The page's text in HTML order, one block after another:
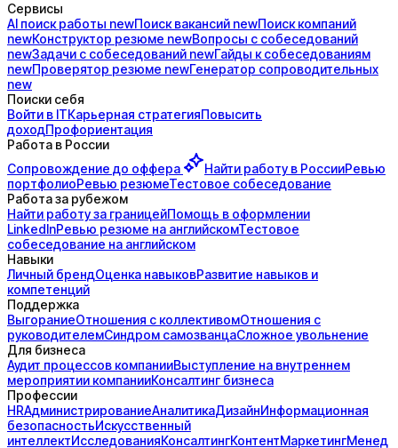
Сервисы
AI поискработы newПоисквакансий newПоисккомпаний
newКонструктор резюме newВопросы с собеседований
newЗадачи с собеседований newГайды ксобеседованиям
newПроверятор резюме newГенератор сопроводительных
new
Поиски себя
Войти в ITКарьерная стратегияПовысить
доходПрофориентация
Работа в России
Сопровождение до оффера Найти работу в РоссииРевью
портфолиоРевью резюмеТестовое собеседование
Работа за рубежом
Найти работу за границейПомощь в оформлении
LinkedInРевью резюме на английскомТестовое
собеседование на английском
Навыки
Личный брендОценка навыковРазвитие навыков и
компетенций
Поддержка
ВыгораниеОтношения с коллективомОтношения с
руководителемСиндром самозванцаСложное увольнение
Для бизнеса
Аудит процессов компанииВыступление на внутреннем
мероприятии компанииКонсалтинг бизнеса
Профессии
HRАдминистрированиеАналитикаДизайнИнформационная
безопасностьИскусственный
интеллектИсследованияКонсалтингКонтентМаркетингМенед